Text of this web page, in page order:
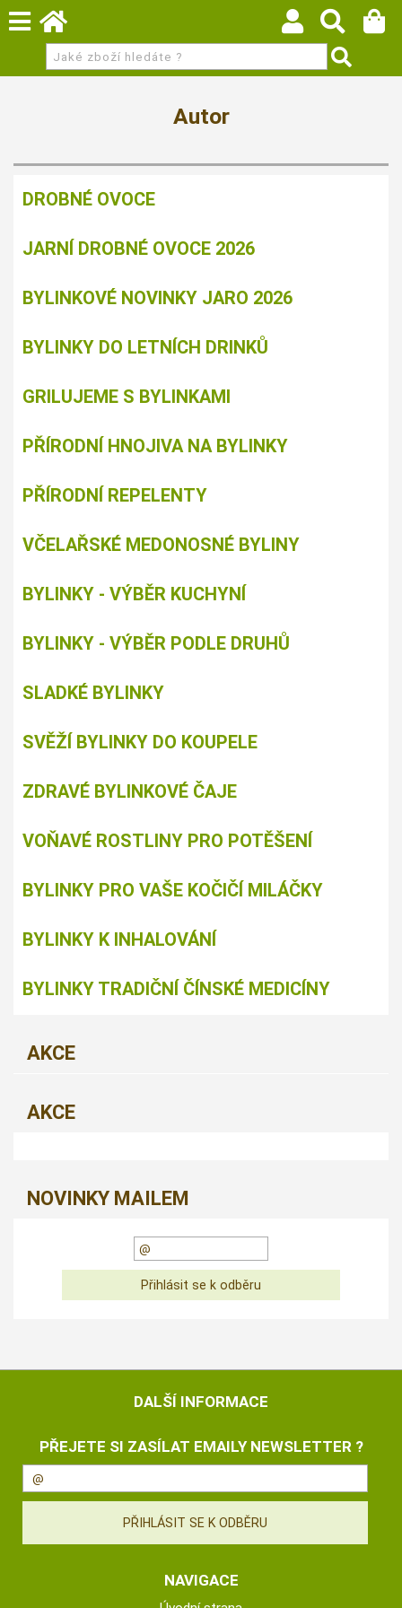
Autor
DROBNÉ OVOCE
JARNÍ DROBNÉ OVOCE 2026
BYLINKOVÉ NOVINKY JARO 2026
BYLINKY DO LETNÍCH DRINKŮ
GRILUJEME S BYLINKAMI
PŘÍRODNÍ HNOJIVA NA BYLINKY
PŘÍRODNÍ REPELENTY
VČELAŘSKÉ MEDONOSNÉ BYLINY
BYLINKY - VÝBĚR KUCHYNÍ
BYLINKY - VÝBĚR PODLE DRUHŮ
SLADKÉ BYLINKY
SVĚŽÍ BYLINKY DO KOUPELE
ZDRAVÉ BYLINKOVÉ ČAJE
VOŇAVÉ ROSTLINY PRO POTĚŠENÍ
BYLINKY PRO VAŠE KOČIČÍ MILÁČKY
BYLINKY K INHALOVÁNÍ
BYLINKY TRADIČNÍ ČÍNSKÉ MEDICÍNY
AKCE
AKCE
NOVINKY MAILEM
DALŠÍ INFORMACE
PŘEJETE SI ZASÍLAT EMAILY NEWSLETTER ?
NAVIGACE